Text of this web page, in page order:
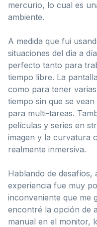
mercurio, lo cual es
ambiente.
A medida que fui
situaciones del día a
perfecto tanto para
tiempo libre. La
como para tener
tiempo sin que se
para multi-tareas.
películas y series en
imagen y la curvatura
realmente inmersiva.
Hablando de desafíos,
experiencia fue muy
inconveniente que me
encontré la opción de
manual en el monitor,